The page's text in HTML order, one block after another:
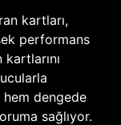
kartları,
performans
hem dengede
sağlıyor.